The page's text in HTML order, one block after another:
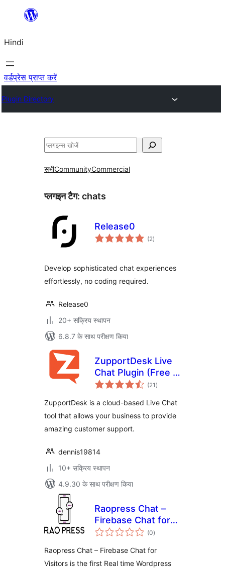
सामग्री
जाएं
Hindi
वर्डप्रेस प्राप्त करें
Plugin Directory
खोजें
सभीCommunityCommercial
प्लगइन टैग: chats
Release0
(2कुल
दर)
Develop sophisticated chat experiences
effortlessly, no coding required.
Release0
20+ सक्रिय स्थापन
6.8.7 के साथ परीक्षण किया
ZupportDesk Live
Chat Plugin (Free &
Paid Plans)
(21 कुल
दर)
ZupportDesk is a cloud-based Live Chat
tool that allows your business to provide
amazing customer support.
dennis19814
10+ सक्रिय स्थापन
4.9.30 के साथ परीक्षण किया
Raopress Chat –
Firebase Chat for
Visitors
(0कुल
दर)
Raopress Chat – Firebase Chat for
Visitors is the first Real time Wordpress